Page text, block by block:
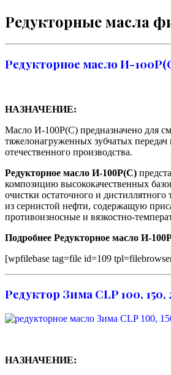
Редукторные масла
Редукторное масло И-
НАЗНАЧЕНИЕ:
Масло И-100Р(С) предназначено для
тяжелонагруженных зубчатых передач
отечественного производства.
Редукторное масло И-100Р(С)
композицию высококачественных
очистки остаточного и
из сернистой нефти, содержащую
противоизносные и вязкостно-
Подробнее Редукторное масло И-
[wpfilebase tag=file id=109
Редуктор Зима CLP 100, 150,
НАЗНАЧЕНИЕ: